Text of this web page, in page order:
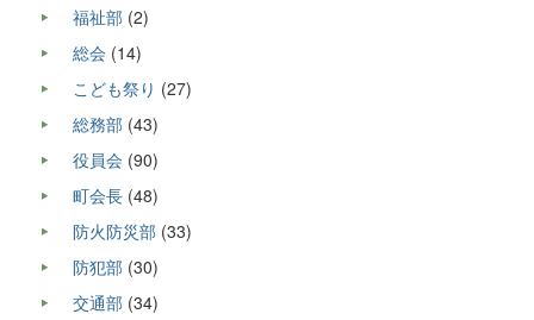
福祉部 (2)
総会 (14)
こども祭り (27)
総務部 (43)
役員会 (90)
町会長 (48)
防火防災部 (33)
防犯部 (30)
交通部 (34)